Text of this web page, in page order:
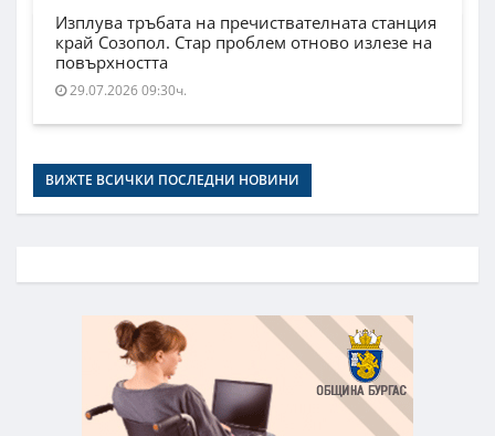
Изплува тръбата на пречиствателната станция
край Созопол. Стар проблем отново излезе на
повърхността
29.07.2026 09:30ч.
ВИЖТЕ ВСИЧКИ ПОСЛЕДНИ НОВИНИ